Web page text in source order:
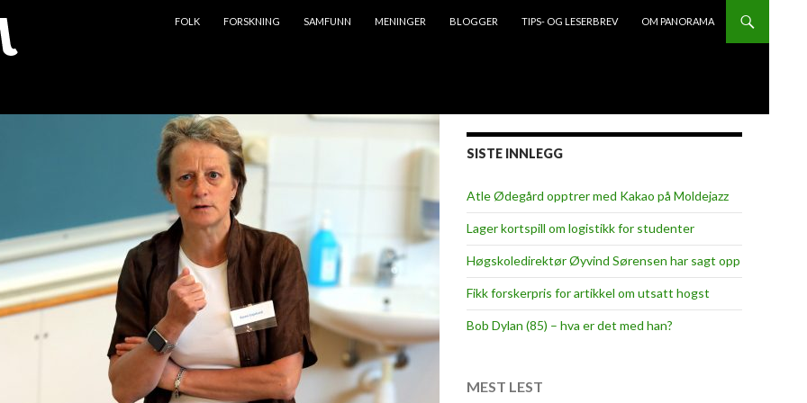
FOLK
FORSKNING SAMFUNN MENINGER BLOGGER TIPS- OG LESERBREV OM PANORAMA
SISTE INNLEGG
Atle Ødegård opptrer med Kakao på Moldejazz
Lager kortspill om logistikk for studenter
Høgskoledirektør Øyvind Sørensen har sagt opp
Fikk forskerpris for artikkel om utsatt hogst
Bob Dylan (85) – hva er det med han?
MEST LEST